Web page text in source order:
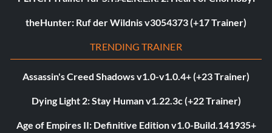
theHunter: Ruf der Wildnis v3054373 (+17 Trainer)
TRENDING TRAINER
Assassin's Creed Shadows v1.0-v1.0.4+ (+23 Trainer)
Dying Light 2: Stay Human v1.22.3c (+22 Trainer)
Age of Empires II: Definitive Edition v1.0-Build.141935+